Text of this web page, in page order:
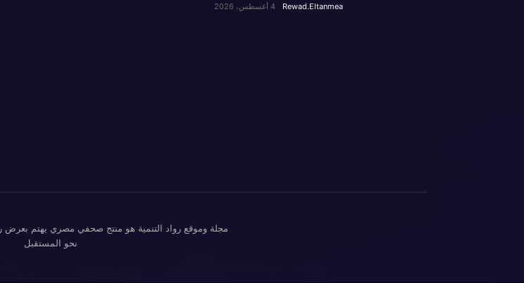
Rewad.Eltanmea 4 أغسطس، 2026
مجلة وموقع رواد التنمية هو منتج صحفي مصري يهتم بعرض
نحو المستقبل